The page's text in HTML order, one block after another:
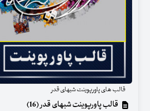
قالب های پاورپوینت شبهای قدر
قالب پاورپوینت شبهای قدر (16)